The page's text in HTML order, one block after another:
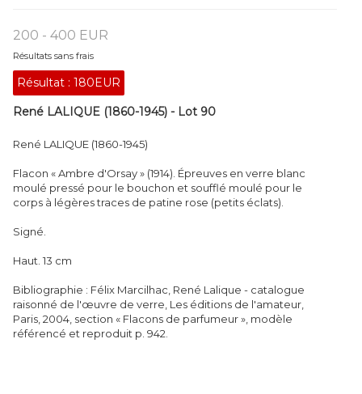
200 - 400 EUR
Résultats sans frais
Résultat : 180EUR
René LALIQUE (1860-1945) - Lot 90
René LALIQUE (1860-1945)
Flacon « Ambre d'Orsay » (1914). Épreuves en verre blanc
moulé pressé pour le bouchon et soufflé moulé pour le
corps à légères traces de patine rose (petits éclats).
Signé.
Haut. 13 cm
Bibliographie : Félix Marcilhac, René Lalique - catalogue
raisonné de l'œuvre de verre, Les éditions de l'amateur,
Paris, 2004, section « Flacons de parfumeur », modèle
référencé et reproduit p. 942.